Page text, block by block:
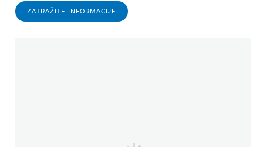
ZATRAŽITE INFORMACIJE